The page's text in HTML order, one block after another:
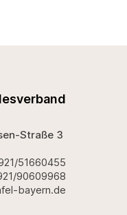
Straße 3
51660455
90609968
bayern.de